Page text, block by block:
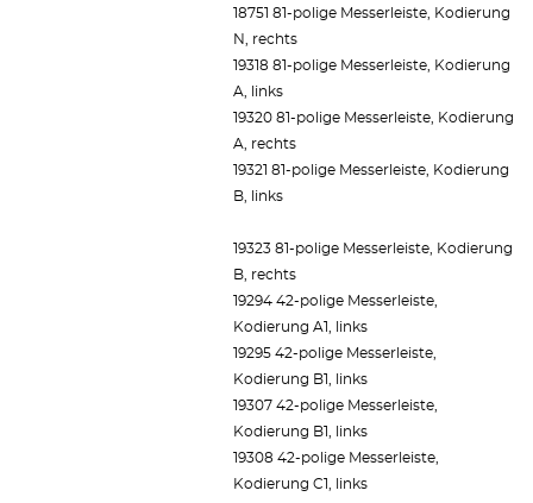
18751 81-polige Messerleiste, Kodierung
N, rechts
19318 81-polige Messerleiste, Kodierung
A, links
19320 81-polige Messerleiste, Kodierung
A, rechts
19321 81-polige Messerleiste, Kodierung
B, links
19323 81-polige Messerleiste, Kodierung
B, rechts
19294 42-polige Messerleiste,
Kodierung A1, links
19295 42-polige Messerleiste,
Kodierung B1, links
19307 42-polige Messerleiste,
Kodierung B1, links
19308 42-polige Messerleiste,
Kodierung C1, links